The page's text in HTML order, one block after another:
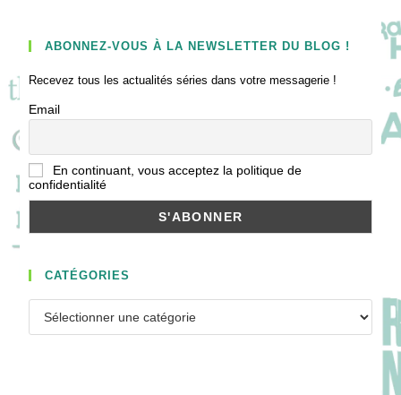
ABONNEZ-VOUS À LA NEWSLETTER DU BLOG !
Recevez tous les actualités séries dans votre messagerie !
Email
En continuant, vous acceptez la politique de
confidentialité
CATÉGORIES
Catégories